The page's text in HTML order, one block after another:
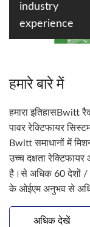
industry
experience
हमारे बारे में
हमारा इतिहासBwitt
पावर रेक्टिफायर
Bwitt समाधानों में
उच्च दक्षता
है।से अधिक 60 देशों /
के ओईएम अनुभव से
अधिक देखें